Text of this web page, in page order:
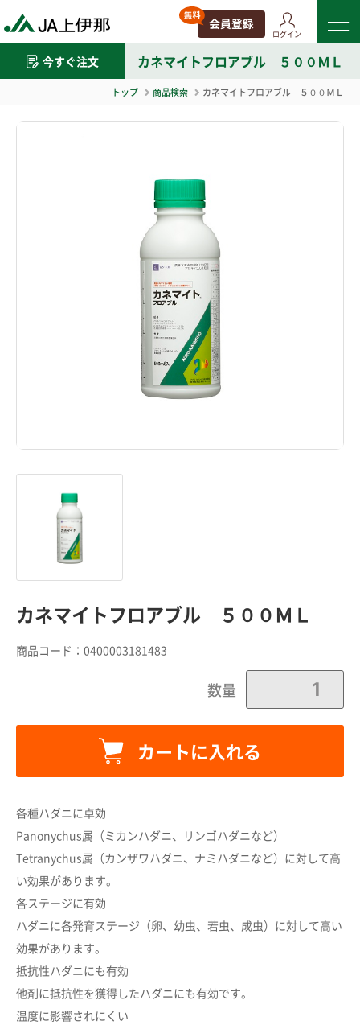
ログイン
今すぐ注文 カネマイトフロアブル ５００ＭＬ
トップ 商品検索 カネマイトフロアブル ５００ＭＬ
カネマイトフロアブル ５００ＭＬ
商品コード： 0400003181483
数量
カートに入れる
カートに追加しました。
カートへ進む
各種ハダニに卓効
Panonychus属（ミカンハダニ、リンゴハダニなど）
Tetranychus属（カンザワハダニ、ナミハダニなど）に対して高
い効果があります。
各ステージに有効
ハダニに各発育ステージ（卵、幼虫、若虫、成虫）に対して高い
効果があります。
抵抗性ハダニにも有効
他剤に抵抗性を獲得したハダニにも有効です。
温度に影響されにくい